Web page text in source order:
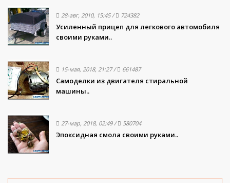
28-авг, 2010, 15:45/ 724382
Усиленный прицеп для легкового автомобиля
своими руками..
15-мая, 2018, 21:27/ 661487
Самоделки из двигателя стиральной
машины..
27-мар, 2018, 02:49/ 580704
Эпоксидная смола своими руками..